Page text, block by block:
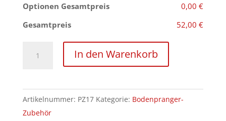
Optionen Gesamtpreis
0,00 €
Gesamtpreis
52,00 €
für
unsere
Bodenpranger
In den Warenkorb
Artikelnummer: PZ17 Kategorie: Bodenpranger-
Zubehör